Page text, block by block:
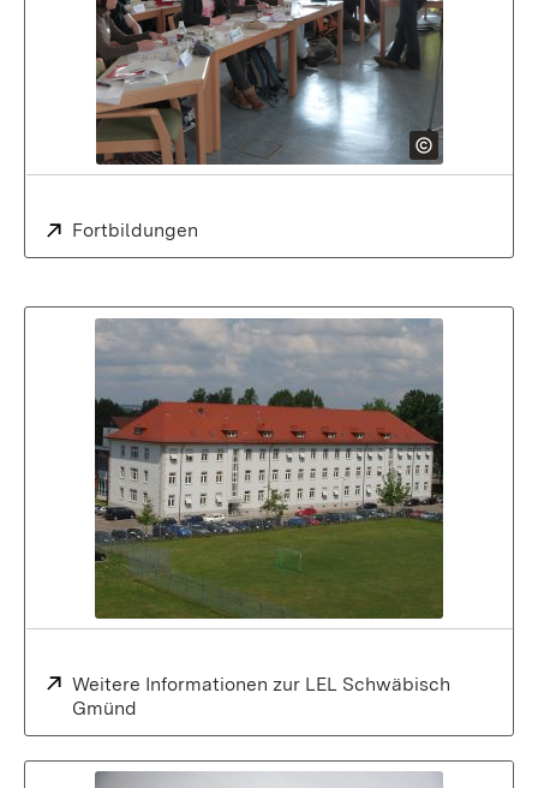
Extern:
Fortbildungen
Extern:
Weitere Informationen zur LEL Schwäbisch
Gmünd